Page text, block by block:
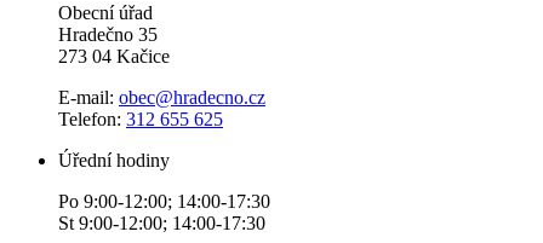
Obecní úřad
Hradečno 35
273 04 Kačice
E-mail: obec@hradecno.cz
Telefon: 312 655 625
Úřední hodiny
Po 9:00-12:00; 14:00-17:30
St 9:00-12:00; 14:00-17:30